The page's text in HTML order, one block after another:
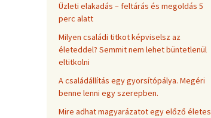
Üzleti elakadás – feltárás és megoldás 5
perc alatt
Milyen családi titkot képviselsz az
életeddel? Semmit nem lehet büntetlenül
eltitkolni
A családállítás egy gyorsítópálya. Megéri
benne lenni egy szerepben.
Mire adhat magyarázatot egy előző életes